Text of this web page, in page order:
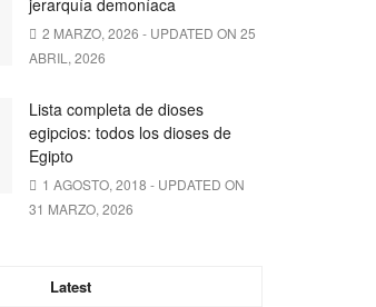
jerarquía demoníaca
2 MARZO, 2026 - UPDATED ON 25
ABRIL, 2026
Lista completa de dioses
egipcios: todos los dioses de
Egipto
1 AGOSTO, 2018 - UPDATED ON
31 MARZO, 2026
Latest